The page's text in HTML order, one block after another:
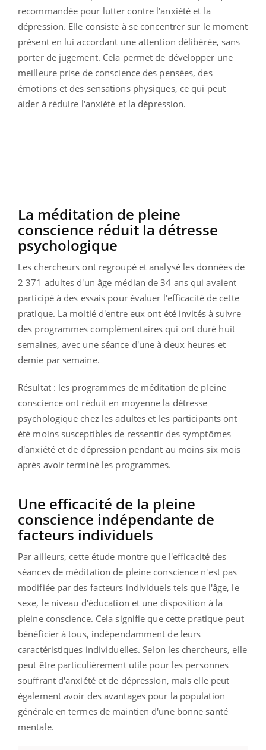
recommandée pour lutter contre l'anxiété et la
dépression. Elle consiste à se concentrer sur le moment
présent en lui accordant une attention délibérée, sans
porter de jugement. Cela permet de développer une
meilleure prise de conscience des pensées, des
émotions et des sensations physiques, ce qui peut
aider à réduire l'anxiété et la dépression.
La méditation de pleine
conscience réduit la détresse
psychologique
Les chercheurs ont regroupé et analysé les données de
2 371 adultes d'un âge médian de 34 ans qui avaient
participé à des essais pour évaluer l'efficacité de cette
pratique. La moitié d'entre eux ont été invités à suivre
des programmes complémentaires qui ont duré huit
semaines, avec une séance d'une à deux heures et
demie par semaine.
Résultat : les programmes de méditation de pleine
conscience ont réduit en moyenne la détresse
psychologique chez les adultes et les participants ont
été moins susceptibles de ressentir des symptômes
d'anxiété et de dépression pendant au moins six mois
après avoir terminé les programmes.
Une efficacité de la pleine
conscience indépendante de
facteurs individuels
Par ailleurs, cette étude montre que l'efficacité des
séances de méditation de pleine conscience n'est pas
modifiée par des facteurs individuels tels que l'âge, le
sexe, le niveau d'éducation et une disposition à la
pleine conscience. Cela signifie que cette pratique peut
bénéficier à tous, indépendamment de leurs
caractéristiques individuelles. Selon les chercheurs, elle
peut être particulièrement utile pour les personnes
souffrant d'anxiété et de dépression, mais elle peut
également avoir des avantages pour la population
générale en termes de maintien d'une bonne santé
mentale.